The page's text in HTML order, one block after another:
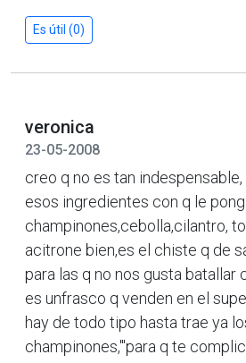
Es útil (0)
veronica
23-05-2008
creo q no es tan
esos ingredientes con q le
champinones,cebolla,cilantro,
acitrone bien,es el chiste q de
para las q no nos gusta batallar
es unfrasco q venden en el
hay de todo tipo hasta trae ya
champinones,'''para q te